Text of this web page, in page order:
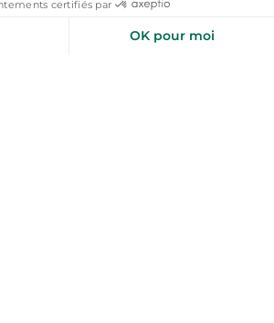
kayak, festivals et marchés